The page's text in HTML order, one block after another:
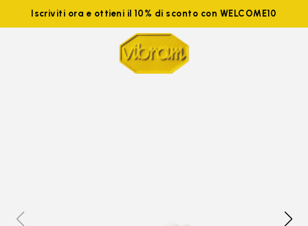
Iscriviti ora e ottieni il 10% di sconto con WELCOME10